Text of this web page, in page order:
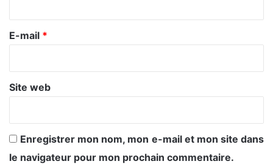
e
E-mail *
Site web
Enregistrer mon nom, mon e-mail et mon site dans
le navigateur pour mon prochain commentaire.